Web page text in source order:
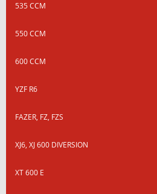
535 CCM
550 CCM
600 CCM
YZF R6
FAZER, FZ, FZS
XJ6, XJ 600 DIVERSION
XT 600 E